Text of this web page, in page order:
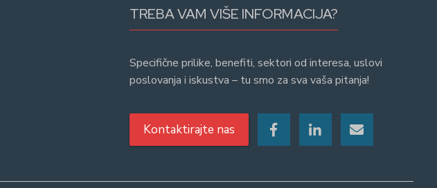
TREBA VAM VIŠE INFORMACIJA?
Specifične prilike, benefiti, sektori od interesa, uslovi
poslovanja i iskustva – tu smo za sva vaša pitanja!
Kontaktirajte nas